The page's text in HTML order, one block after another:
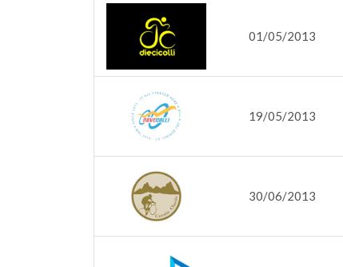
01/05/2013
19/05/2013
30/06/2013